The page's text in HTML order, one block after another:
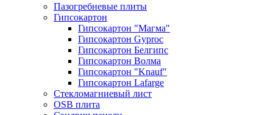
Пазогребневые плиты
Гипсокартон
Гипсокартон "Магма"
Гипсокартон Gyproc
Гипсокартон Белгипс
Гипсокартон Волма
Гипсокартон "Knauf"
Гипсокартон Lafarge
Стекломагниевый лист
OSB плита